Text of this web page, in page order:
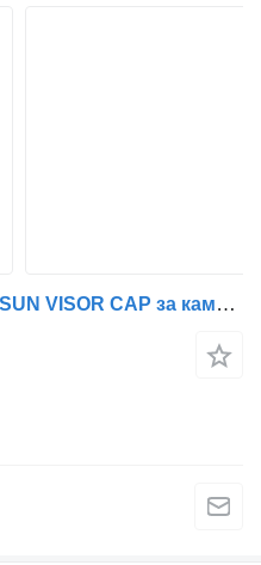
Амортисьор Volvo FH4 LH SUN VISOR CAP за камион Volvo 4 (from 2013)